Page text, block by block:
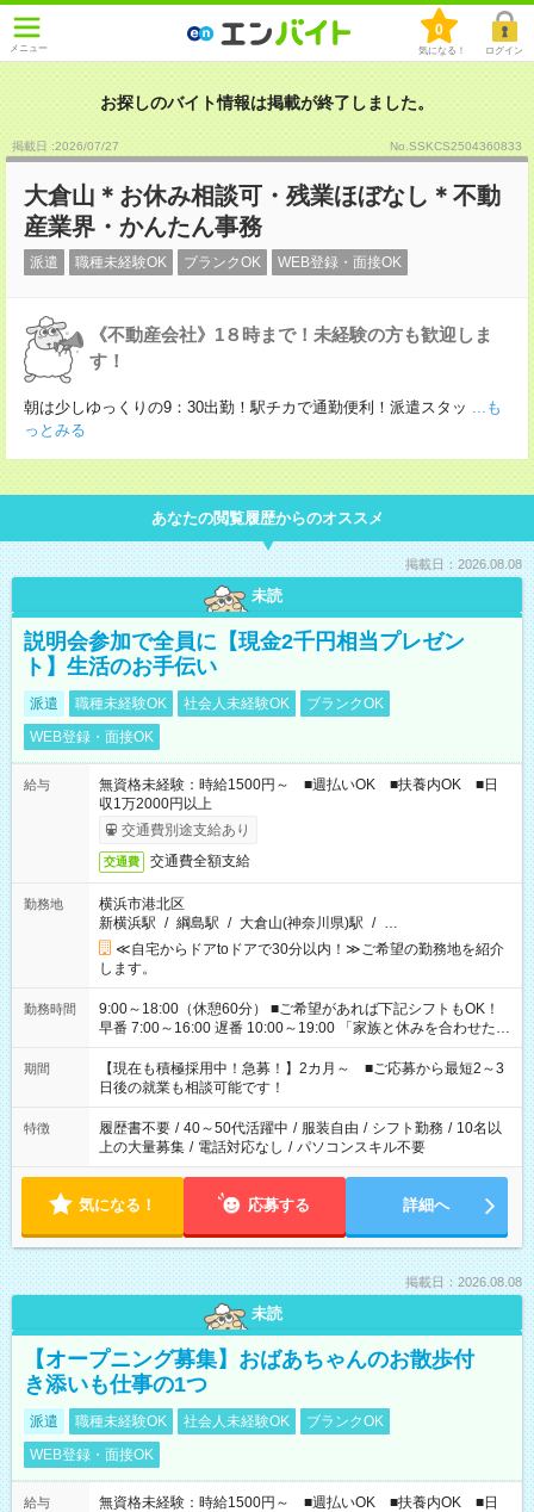
メニュー
0
気になる！ ログイン
お探しのバイト情報は掲載が終了しました。
掲載日 :2026/07/27 No.SSKCS2504360833
大倉山＊お休み相談可・残業ほぼなし＊不動
産業界・かんたん事務
派遣 職種未経験OK ブランクOK WEB登録・面接OK
《不動産会社》1８時まで！未経験の方も歓迎しま
す！
朝は少しゆっくりの9：30出勤！駅チカで通勤便利！派遣スタッ ...も
っとみる
あなたの閲覧履歴からのオススメ
掲載日：2026.08.08
未読
説明会参加で全員に【現金2千円相当プレゼン
ト】生活のお手伝い
派遣 職種未経験OK 社会人未経験OK
ブランクOK
WEB登録・面接OK
給与
無資格未経験：時給1500円～ ■週払いOK ■扶養内OK ■日
収1万2000円以上
交通費別途支給あり
交通費 交通費全額支給
勤務地
横浜市港北区
新横浜駅 / 綱島駅 / 大倉山(神奈川県)駅 / …
≪自宅からドアtoドアで30分以内！≫ご希望の勤務地を紹介
します。
勤務時間
9:00～18:00（休憩60分） ■ご希望があれば下記シフトもOK！
早番 7:00～16:00 遅番 10:00～19:00 「家族と休みを合わせた
い」 「余裕を持って夕飯の準備がしたい」 「できれば残業はし
たくない」 など、ご希望を教えてくださいね。 ※Wワーク希望
の方へ 今ご覧のお仕事で希望する勤務時間と、もう1つのお仕事
の勤務時間。 合計で週40時間を超える場合は応募できません。
期間
【現在も積極採用中！急募！】2カ月～ ■ご応募から最短2～3
日後の就業も相談可能です！
特徴 履歴書不要 / 40～50代活躍中 / 服装自由 / シフト勤務 / 10名以
上の大量募集 / 電話対応なし / パソコンスキル不要
気になる！ 応募する 詳細へ
掲載日：2026.08.08
未読
【オープニング募集】おばあちゃんのお散歩付
き添いも仕事の1つ
派遣 職種未経験OK 社会人未経験OK
ブランクOK
WEB登録・面接OK
給与
無資格未経験：時給1500円～ ■週払いOK ■扶養内OK ■日